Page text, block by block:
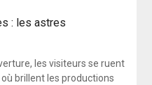
: les astres
les visiteurs se ruent
brillent les productions